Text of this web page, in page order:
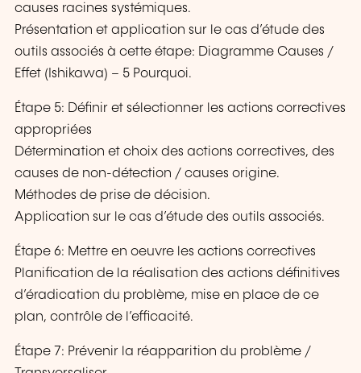
causes racines systémiques.
Présentation et application sur le cas d’étude des
outils associés à cette étape: Diagramme Causes /
Effet (Ishikawa) – 5 Pourquoi.
Étape 5: Définir et sélectionner les actions correctives
appropriées
Détermination et choix des actions correctives, des
causes de non-détection / causes origine.
Méthodes de prise de décision.
Application sur le cas d’étude des outils associés.
Étape 6: Mettre en oeuvre les actions correctives
Planification de la réalisation des actions définitives
d’éradication du problème, mise en place de ce
plan, contrôle de l’efficacité.
Étape 7: Prévenir la réapparition du problème /